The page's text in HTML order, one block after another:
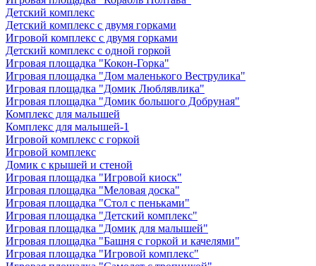
Детский комплекс
Детский комплекс с двумя горками
Игровой комплекс с двумя горками
Детский комплекс с одной горкой
Игровая площадка "Кокон-Горка"
Игровая площадка "Дом маленького Веструлика"
Игровая площадка "Домик Люблявлика"
Игровая площадка "Домик большого Добруная"
Комплекс для малышей
Комплекс для малышей-1
Игровой комплекс с горкой
Игровой комплекс
Домик с крышей и стеной
Игровая площадка "Игровой киоск"
Игровая площадка "Меловая доска"
Игровая площадка "Стол с пеньками"
Игровая площадка "Детский комплекс"
Игровая площадка "Домик для малышей"
Игровая площадка "Башня с горкой и качелями"
Игровая площадка "Игровой комплекс"